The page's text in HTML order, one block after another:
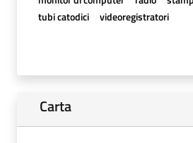
tubi catodici
videoregistratori
Carta